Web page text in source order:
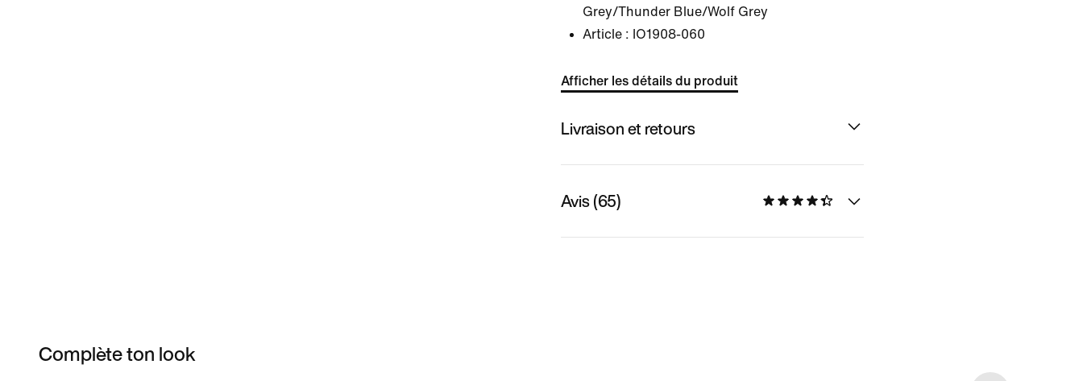
Grey/Thunder Blue/Wolf Grey
Article : IO1908-060
Afficher les détails du produit
Livraison et retours
Avis (65)
Complète ton look